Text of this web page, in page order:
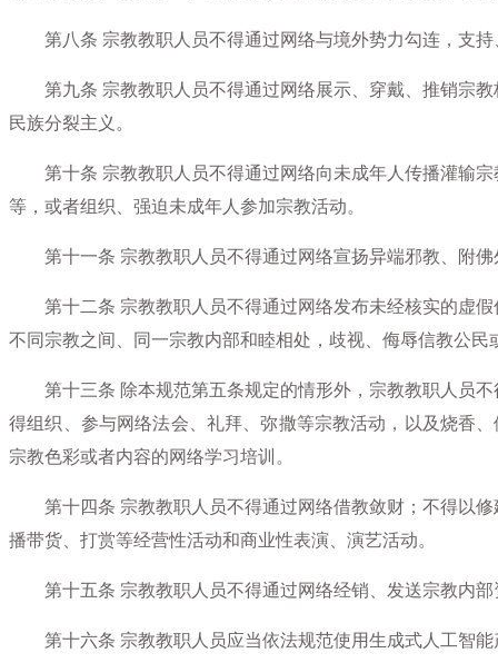
第八条 宗教教职人员不得通过网络与境外势力勾连，支
第九条 宗教教职人员不得通过网络展示、穿戴、推销宗
民族分裂主义。
第十条 宗教教职人员不得通过网络向未成年人传播灌输
等，或者组织、强迫未成年人参加宗教活动。
第十一条 宗教教职人员不得通过网络宣扬异端邪教、附
第十二条 宗教教职人员不得通过网络发布未经核实的虚
不同宗教之间、同一宗教内部和睦相处，歧视、侮辱信教公民
第十三条 除本规范第五条规定的情形外，宗教教职人员
得组织、参与网络法会、礼拜、弥撒等宗教活动，以及烧香
宗教色彩或者内容的网络学习培训。
第十四条 宗教教职人员不得通过网络借教敛财；不得以
播带货、打赏等经营性活动和商业性表演、演艺活动。
第十五条 宗教教职人员不得通过网络经销、发送宗教内
第十六条 宗教教职人员应当依法规范使用生成式人工智